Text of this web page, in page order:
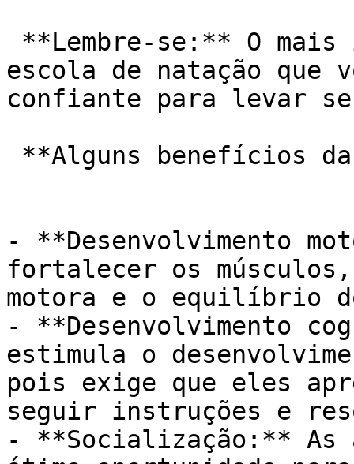
escola de natação que
confiante para levar
- **Desenvolvimento
fortalecer os músculos,
motora e o equilíbrio
- **Desenvolvimento
estimula o
pois exige que eles
seguir instruções e
- **Socialização:** As